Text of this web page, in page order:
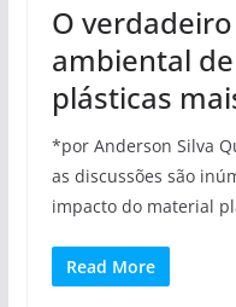
O
ambiental
plásticas
*por Anderson Silva
as discussões são
impacto do material
Read More